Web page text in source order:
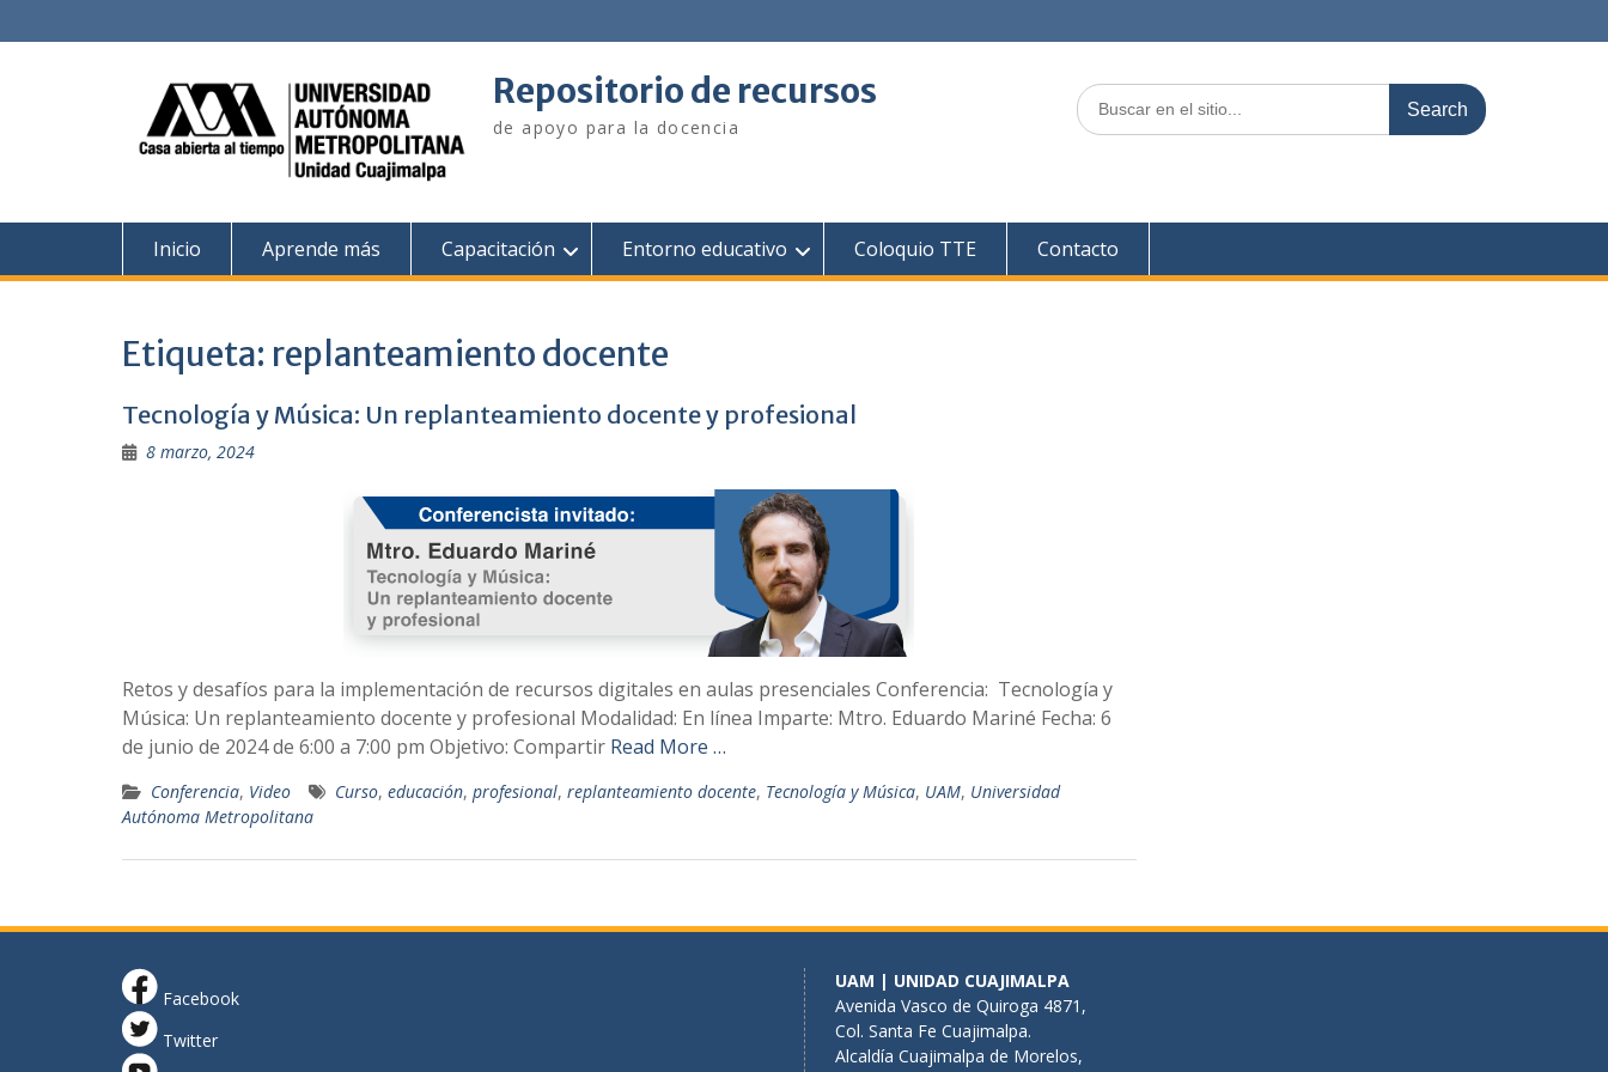
to
Repositorio de recursos
de apoyo para la docencia
Search
for:
Inicio Aprende más Capacitación Entorno educativo Coloquio TTE Contacto
Etiqueta: replanteamiento docente
Tecnología y Música: Un replanteamiento docente y profesional
8 marzo, 2024
Retos y desafíos para la implementación de recursos digitales en aulas presenciales Conferencia: Tecnología y
Música: Un replanteamiento docente y profesional Modalidad: En línea Imparte: Mtro. Eduardo Mariné Fecha: 6
de junio de 2024 de 6:00 a 7:00 pm Objetivo: Compartir Read More …
Conferencia, Video Curso, educación, profesional, replanteamiento docente, Tecnología y Música, UAM, Universidad
Autónoma Metropolitana
Facebook
Twitter
UAM | UNIDAD CUAJIMALPA
Avenida Vasco de Quiroga 4871,
Col. Santa Fe Cuajimalpa.
Alcaldía Cuajimalpa de Morelos,